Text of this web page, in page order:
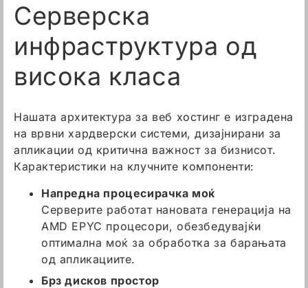
Серверска
инфраструктура од
висока класа
Нашата архитектура за веб хостинг е изградена
на врвни хардверски системи, дизајнирани за
апликации од критична важност за бизнисот.
Карактеристики на клучните компоненти:
Напредна процесирачка моќ
Серверите работат нановата генерација на
AMD EPYC процесори, обезбедувајќи
оптимална моќ за обработка за барањата
од апликациите.
Брз дисков простор